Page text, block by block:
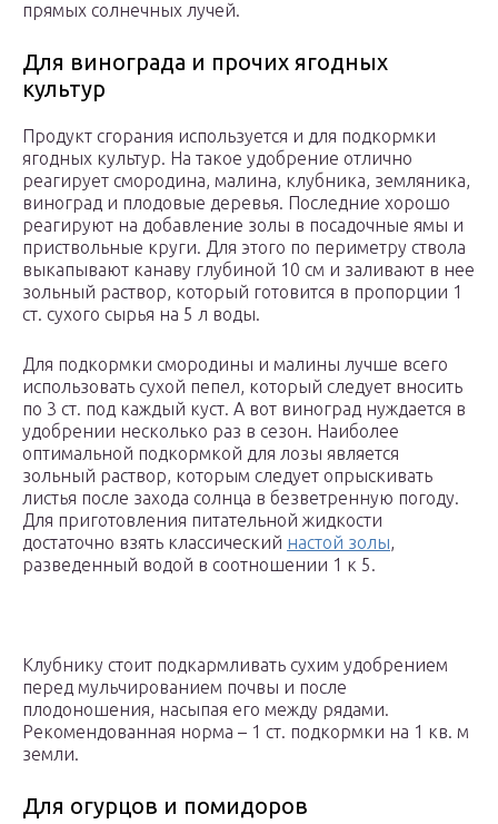
прямых солнечных лучей.
Для винограда и прочих ягодных
культур
Продукт сгорания используется и для подкормки
ягодных культур. На такое удобрение отлично
реагирует смородина, малина, клубника, земляника,
виноград и плодовые деревья. Последние хорошо
реагируют на добавление золы в посадочные ямы и
приствольные круги. Для этого по периметру ствола
выкапывают канаву глубиной 10 см и заливают в нее
зольный раствор, который готовится в пропорции 1
ст. сухого сырья на 5 л воды.
Для подкормки смородины и малины лучше всего
использовать сухой пепел, который следует вносить
по 3 ст. под каждый куст. А вот виноград нуждается в
удобрении несколько раз в сезон. Наиболее
оптимальной подкормкой для лозы является
зольный раствор, которым следует опрыскивать
листья после захода солнца в безветренную погоду.
Для приготовления питательной жидкости
достаточно взять классический настой золы,
разведенный водой в соотношении 1 к 5.
Клубнику стоит подкармливать сухим удобрением
перед мульчированием почвы и после
плодоношения, насыпая его между рядами.
Рекомендованная норма – 1 ст. подкормки на 1 кв. м
земли.
Для огурцов и помидоров